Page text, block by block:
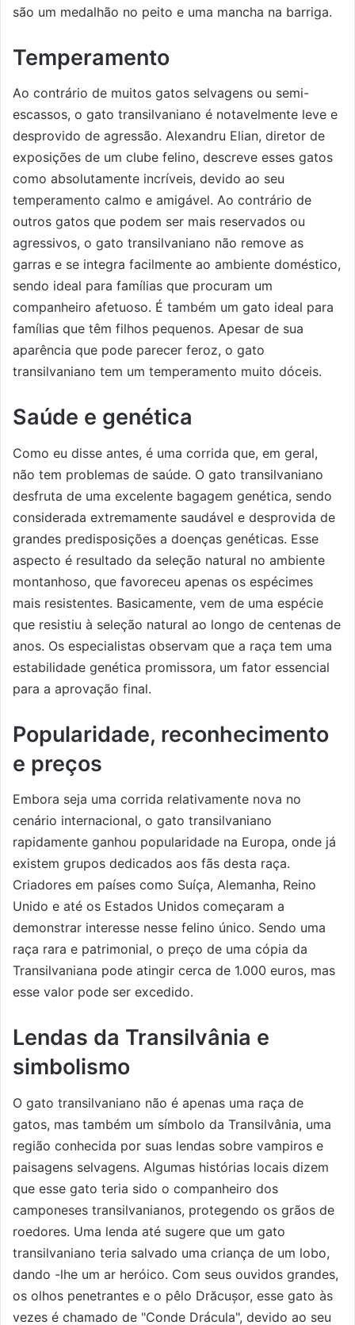
são um medalhão no peito e uma mancha na barriga.
Temperamento
Ao contrário de muitos gatos selvagens ou semi-
escassos, o gato transilvaniano é notavelmente leve e
desprovido de agressão. Alexandru Elian, diretor de
exposições de um clube felino, descreve esses gatos
como absolutamente incríveis, devido ao seu
temperamento calmo e amigável. Ao contrário de
outros gatos que podem ser mais reservados ou
agressivos, o gato transilvaniano não remove as
garras e se integra facilmente ao ambiente doméstico,
sendo ideal para famílias que procuram um
companheiro afetuoso. É também um gato ideal para
famílias que têm filhos pequenos. Apesar de sua
aparência que pode parecer feroz, o gato
transilvaniano tem um temperamento muito dóceis.
Saúde e genética
Como eu disse antes, é uma corrida que, em geral,
não tem problemas de saúde. O gato transilvaniano
desfruta de uma excelente bagagem genética, sendo
considerada extremamente saudável e desprovida de
grandes predisposições a doenças genéticas. Esse
aspecto é resultado da seleção natural no ambiente
montanhoso, que favoreceu apenas os espécimes
mais resistentes. Basicamente, vem de uma espécie
que resistiu à seleção natural ao longo de centenas de
anos. Os especialistas observam que a raça tem uma
estabilidade genética promissora, um fator essencial
para a aprovação final.
Popularidade, reconhecimento
e preços
Embora seja uma corrida relativamente nova no
cenário internacional, o gato transilvaniano
rapidamente ganhou popularidade na Europa, onde já
existem grupos dedicados aos fãs desta raça.
Criadores em países como Suíça, Alemanha, Reino
Unido e até os Estados Unidos começaram a
demonstrar interesse nesse felino único. Sendo uma
raça rara e patrimonial, o preço de uma cópia da
Transilvaniana pode atingir cerca de 1.000 euros, mas
esse valor pode ser excedido.
Lendas da Transilvânia e
simbolismo
O gato transilvaniano não é apenas uma raça de
gatos, mas também um símbolo da Transilvânia, uma
região conhecida por suas lendas sobre vampiros e
paisagens selvagens. Algumas histórias locais dizem
que esse gato teria sido o companheiro dos
camponeses transilvanianos, protegendo os grãos de
roedores. Uma lenda até sugere que um gato
transilvaniano teria salvado uma criança de um lobo,
dando -lhe um ar heróico. Com seus ouvidos grandes,
os olhos penetrantes e o pêlo Drăcușor, esse gato às
vezes é chamado de "Conde Drácula", devido ao seu